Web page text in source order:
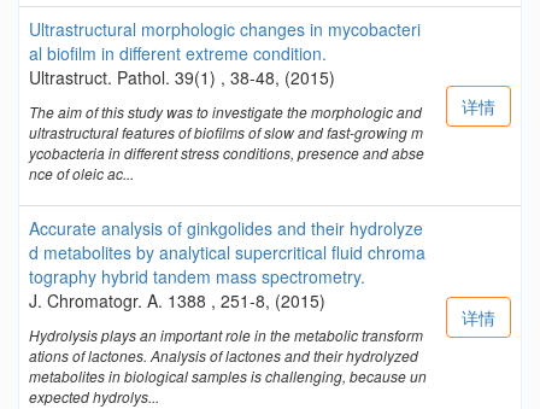
Ultrastructural morphologic changes in mycobacteri
al biofilm in different extreme condition.
Ultrastruct. Pathol. 39(1) , 38-48, (2015)
The aim of this study was to investigate the morphologic and
ultrastructural features of biofilms of slow and fast-growing m
ycobacteria in different stress conditions, presence and abse
nce of oleic ac...
详情
Accurate analysis of ginkgolides and their hydrolyze
d metabolites by analytical supercritical fluid chroma
tography hybrid tandem mass spectrometry.
J. Chromatogr. A. 1388 , 251-8, (2015)
Hydrolysis plays an important role in the metabolic transform
ations of lactones. Analysis of lactones and their hydrolyzed
metabolites in biological samples is challenging, because un
expected hydrolys...
详情